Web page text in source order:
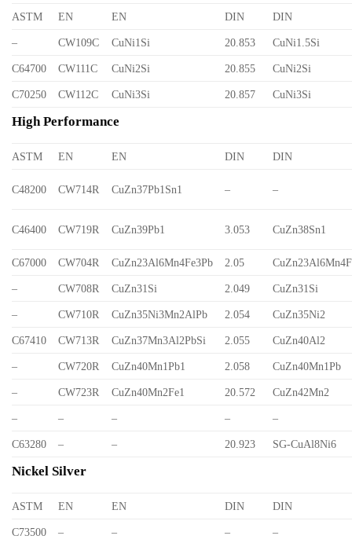
ASTM EN EN DIN DIN
– CW109C CuNi1Si 20.853 CuNi1.5Si
C64700 CW111C CuNi2Si 20.855 CuNi2Si
C70250 CW112C CuNi3Si 20.857 CuNi3Si
High Performance
ASTM EN EN DIN DIN
C48200 CW714R CuZn37Pb1Sn1 – –
C46400 CW719R CuZn39Pb1 3.053 CuZn38Sn1
C67000 CW704R CuZn23Al6Mn4Fe3Pb 2.05
– CW708R CuZn31Si 2.049 CuZn31Si
– CW710R CuZn35Ni3Mn2AlPb 2.054 CuZn35Ni2
C67410 CW713R CuZn37Mn3Al2PbSi 2.055 CuZn40Al2
– CW720R CuZn40Mn1Pb1 2.058 CuZn40Mn1Pb
– CW723R CuZn40Mn2Fe1 20.572 CuZn42Mn2
– – – – –
C63280 – – 20.923 SG-CuAl8Ni6
Nickel Silver
ASTM EN EN DIN DIN
C73500 – – – –